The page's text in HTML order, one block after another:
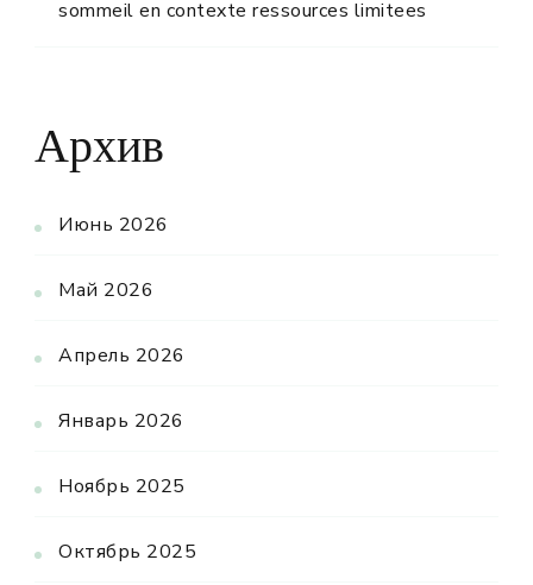
sommeil en contexte ressources limitees
Архив
Июнь 2026
Май 2026
Апрель 2026
Январь 2026
Ноябрь 2025
Октябрь 2025